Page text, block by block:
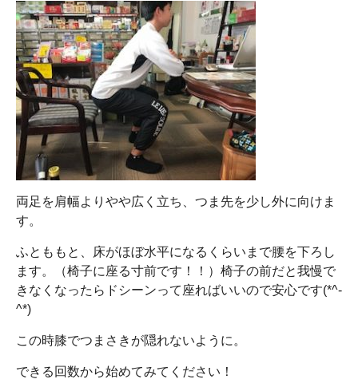
両足を肩幅よりやや広く立ち、つま先を少し外に向けま
す。
ふとももと、床がほぼ水平になるくらいまで腰を下ろし
ます。（椅子に座る寸前です！！）椅子の前だと我慢で
きなくなったらドシーンって座ればいいので安心です(*^-
^*)
この時膝でつまさきが隠れないように。
できる回数から始めてみてください！